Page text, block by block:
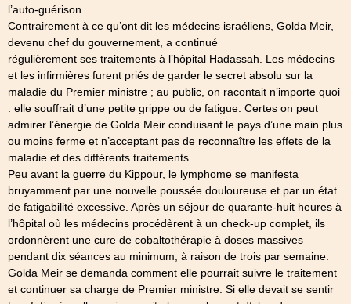
l’auto-guérison.
Contrairement à ce qu’ont dit les médecins israéliens, Golda Meir,
devenu chef du gouvernement, a continué
régulièrement ses traitements à l’hôpital Hadassah. Les médecins
et les infirmières furent priés de garder le secret absolu sur la
maladie du Premier ministre ; au public, on racontait n’importe quoi
: elle souffrait d’une petite grippe ou de fatigue. Certes on peut
admirer l’énergie de Golda Meir conduisant le pays d’une main plus
ou moins ferme et n’acceptant pas de reconnaître les effets de la
maladie et des différents traitements.
Peu avant la guerre du Kippour, le lymphome se manifesta
bruyamment par une nouvelle poussée douloureuse et par un état
de fatigabilité excessive. Après un séjour de quarante-huit heures à
l’hôpital où les médecins procédèrent à un check-up complet, ils
ordonnèrent une cure de cobaltothérapie à doses massives
pendant dix séances au minimum, à raison de trois par semaine.
Golda Meir se demanda comment elle pourrait suivre le traitement
et continuer sa charge de Premier ministre. Si elle devait se sentir